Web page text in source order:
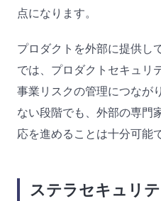
点になります。
プロダクトを外部に提供し
では、プロダクトセキュリ
事業リスクの管理につなが
ない段階でも、外部の専門
応を進めることは十分可能で
ステラセキュリ